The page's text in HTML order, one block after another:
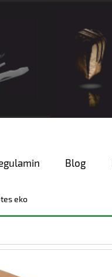
Blog
eko